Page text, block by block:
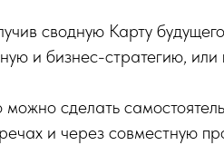
сводную Карту
и бизнес-стратегию, или
можно сделать
и через совместную